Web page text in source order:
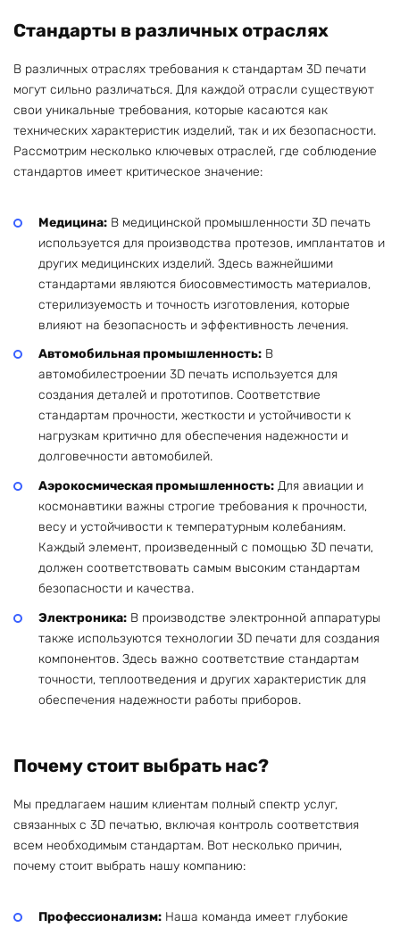
Стандарты в различных отраслях
В различных отраслях требования к стандартам 3D печати
могут сильно различаться. Для каждой отрасли существуют
свои уникальные требования, которые касаются как
технических характеристик изделий, так и их безопасности.
Рассмотрим несколько ключевых отраслей, где соблюдение
стандартов имеет критическое значение:
Медицина: В медицинской промышленности 3D печать
используется для производства протезов, имплантатов и
других медицинских изделий. Здесь важнейшими
стандартами являются биосовместимость материалов,
стерилизуемость и точность изготовления, которые
влияют на безопасность и эффективность лечения.
Автомобильная промышленность: В
автомобилестроении 3D печать используется для
создания деталей и прототипов. Соответствие
стандартам прочности, жесткости и устойчивости к
нагрузкам критично для обеспечения надежности и
долговечности автомобилей.
Аэрокосмическая промышленность: Для авиации и
космонавтики важны строгие требования к прочности,
весу и устойчивости к температурным колебаниям.
Каждый элемент, произведенный с помощью 3D печати,
должен соответствовать самым высоким стандартам
безопасности и качества.
Электроника: В производстве электронной аппаратуры
также используются технологии 3D печати для создания
компонентов. Здесь важно соответствие стандартам
точности, теплоотведения и других характеристик для
обеспечения надежности работы приборов.
Почему стоит выбрать нас?
Мы предлагаем нашим клиентам полный спектр услуг,
связанных с 3D печатью, включая контроль соответствия
всем необходимым стандартам. Вот несколько причин,
почему стоит выбрать нашу компанию:
Профессионализм: Наша команда имеет глубокие